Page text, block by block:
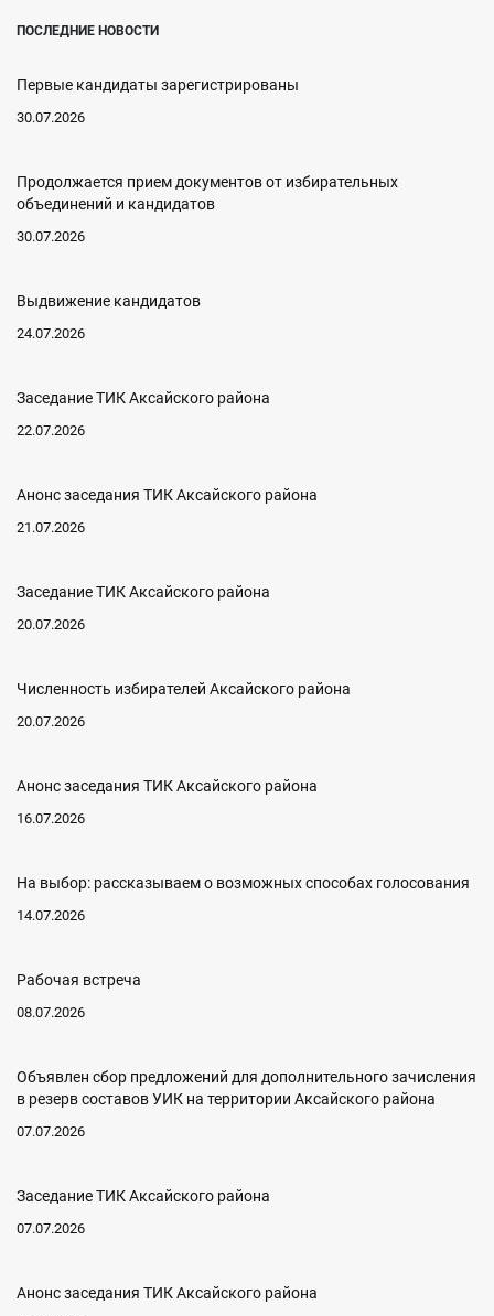
ПОСЛЕДНИЕ НОВОСТИ
Первые кандидаты зарегистрированы
30.07.2026
Продолжается прием документов от избирательных
объединений и кандидатов
30.07.2026
Выдвижение кандидатов
24.07.2026
Заседание ТИК Аксайского района
22.07.2026
Анонс заседания ТИК Аксайского района
21.07.2026
Заседание ТИК Аксайского района
20.07.2026
Численность избирателей Аксайского района
20.07.2026
Анонс заседания ТИК Аксайского района
16.07.2026
На выбор: рассказываем о возможных способах голосования
14.07.2026
Рабочая встреча
08.07.2026
Объявлен сбор предложений для дополнительного зачисления
в резерв составов УИК на территории Аксайского района
07.07.2026
Заседание ТИК Аксайского района
07.07.2026
Анонс заседания ТИК Аксайского района